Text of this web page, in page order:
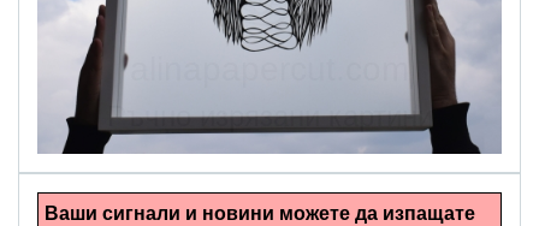
Ръчно изрязани картини
Ваши сигнали и новини можете да изпащате